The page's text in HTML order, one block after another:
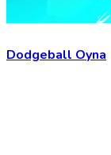
Dodgeball Oyna